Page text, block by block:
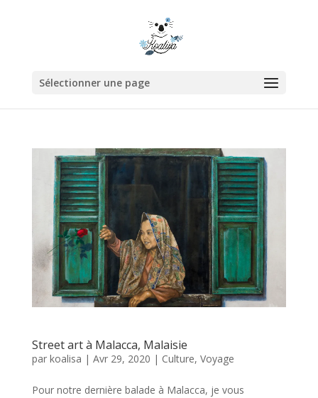
Sélectionner une page
Street art à Malacca, Malaisie
par koalisa | Avr 29, 2020 | Culture, Voyage
Pour notre dernière balade à Malacca, je vous